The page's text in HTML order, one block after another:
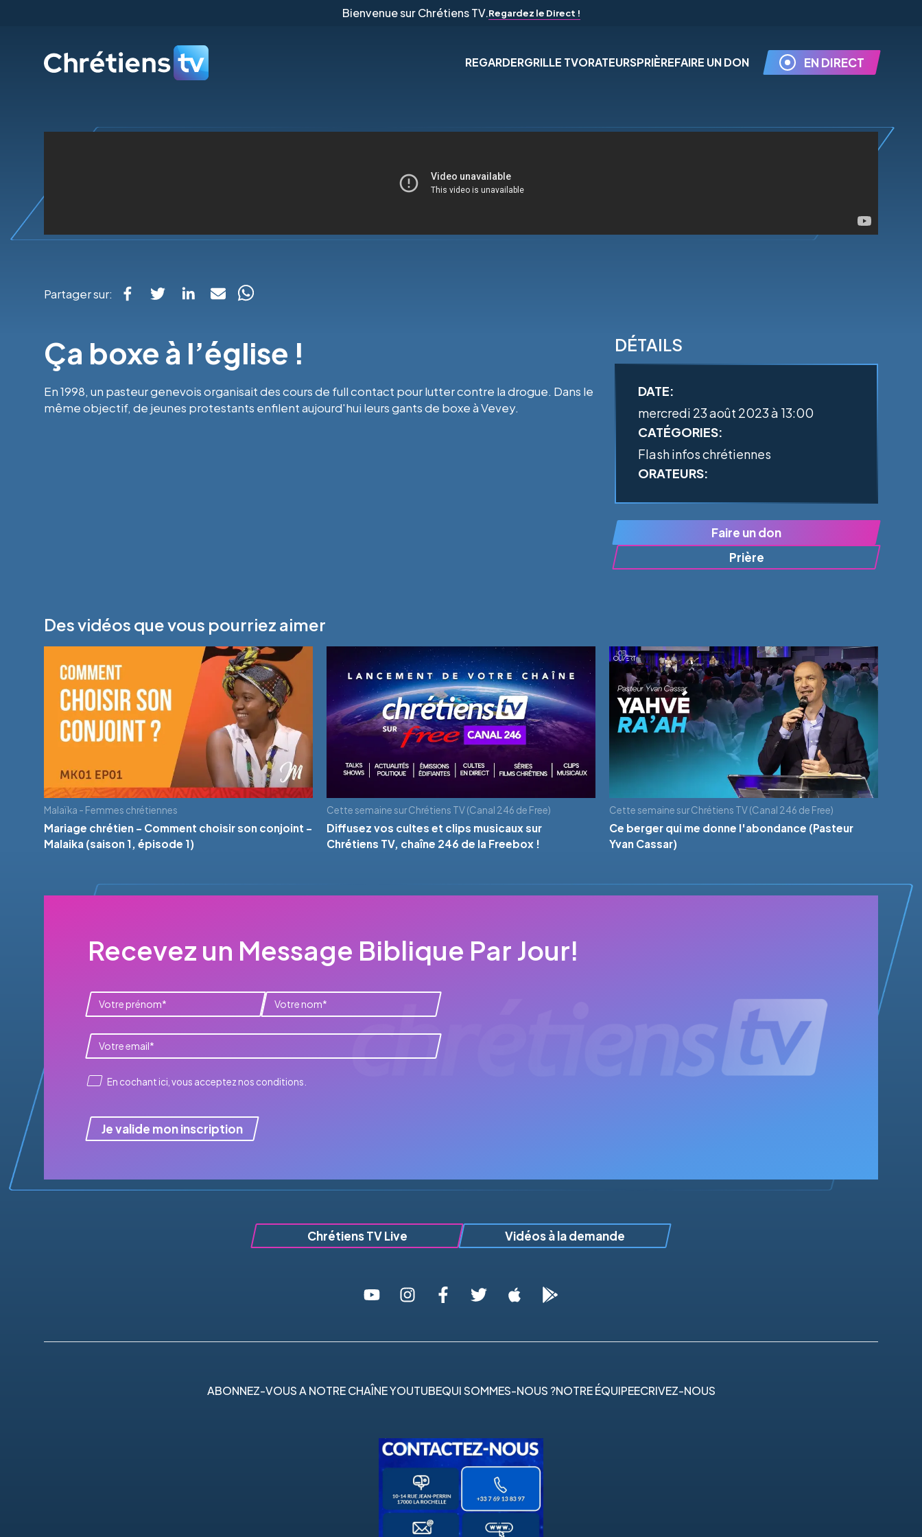
Bienvenue sur Chrétiens TV.Regardez le Direct !
REGARDERGRILLE TVORATEURSPRIÈREFAIRE UN DON EN DIRECT
Partager sur:
Ça boxe à l’église !
En 1998, un pasteur genevois organisait des cours de full contact pour lutter contre la drogue. Dans le
même objectif, de jeunes protestants enfilent aujourd'hui leurs gants de boxe à Vevey.
DÉTAILS
DATE:
mercredi 23 août 2023 à 13:00
CATÉGORIES:
Flash infos chrétiennes
ORATEURS:
Faire un don
Prière
Des vidéos que vous pourriez aimer
Malaïka - Femmes chrétiennes
Mariage chrétien - Comment choisir son conjoint -
Malaika (saison 1, épisode 1)
Cette semaine sur Chrétiens TV (Canal 246 de Free)
Diffusez vos cultes et clips musicaux sur
Chrétiens TV, chaîne 246 de la Freebox !
Cette semaine sur Chrétiens TV (Canal 246 de Free)
Ce berger qui me donne l'abondance (Pasteur
Yvan Cassar)
Recevez un Message Biblique Par Jour!
En cochant ici, vous acceptez nos conditions
Je valide mon inscription
Chrétiens TV Live Vidéos à la demande
ABONNEZ-VOUS A NOTRE CHAÎNE YOUTUBEQUI SOMMES-NOUS ?NOTRE ÉQUIPEECRIVEZ-NOUS